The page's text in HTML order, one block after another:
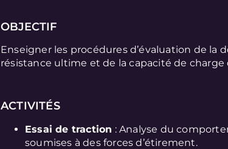
OBJECTIF
Enseigner les procédures d’évaluation de la
résistance ultime et de la capacité de
ACTIVITÉS
Essai de traction : Analyse du
soumises à des forces d’étirement.